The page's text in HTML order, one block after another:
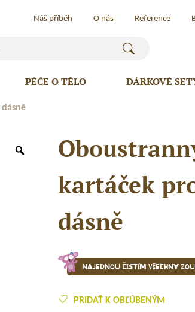
Náš příběh O nás Reference
PÉČE O TĚLO DÁRKOVÉ
kartáček
dásně
Najednou čistím všechny
PRIDAŤ K OBĽÚBENÝM